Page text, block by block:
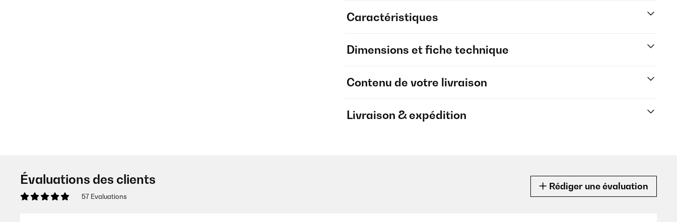
Caractéristiques
Dimensions et fiche technique
Contenu de votre livraison
Livraison & expédition
Évaluations des clients
57 Evaluations
Rédiger une évaluation